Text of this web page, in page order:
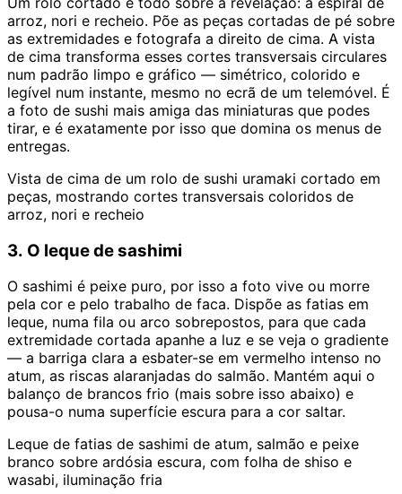
arroz, nori e recheio. Põe as peças cortadas de pé sobre
as extremidades e fotografa a direito de cima. A vista
de cima transforma esses cortes transversais circulares
num padrão limpo e gráfico — simétrico, colorido e
legível num instante, mesmo no ecrã de um telemóvel. É
a foto de sushi mais amiga das miniaturas que podes
tirar, e é exatamente por isso que domina os menus de
entregas.
Vista de cima de um rolo de sushi uramaki cortado em
peças, mostrando cortes transversais coloridos de
arroz, nori e recheio
3. O leque de sashimi
O sashimi é peixe puro, por isso a foto vive ou morre
pela cor e pelo trabalho de faca. Dispõe as fatias em
leque, numa fila ou arco sobrepostos, para que cada
extremidade cortada apanhe a luz e se veja o gradiente
— a barriga clara a esbater-se em vermelho intenso no
atum, as riscas alaranjadas do salmão. Mantém aqui o
balanço de brancos frio (mais sobre isso abaixo) e
pousa-o numa superfície escura para a cor saltar.
Leque de fatias de sashimi de atum, salmão e peixe
branco sobre ardósia escura, com folha de shiso e
wasabi, iluminação fria